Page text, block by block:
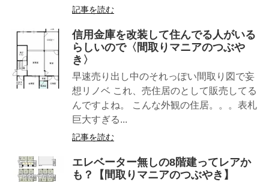
記事を読む
信用金庫を改装して住んでる人がいる
らしいので〈間取りマニアのつぶや
き〉
早速売り出し中のそれっぽい間取り図で妄
想リノベ これ、売住居のとして販売してる
んですよね。 こんな外観の住居。。。表札
巨大すぎる...
記事を読む
エレベーター無しの8階建ってレアか
も？【間取りマニアのつぶやき】